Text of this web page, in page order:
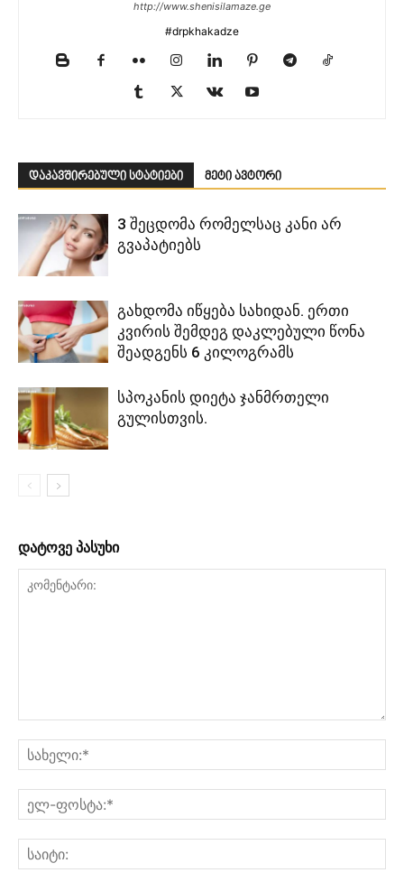
http://www.shenisilamaze.ge
#drpkhakadze
დაკავშირებული სტატიები მეტი ავტორი
3 შეცდომა რომელსაც კანი არ
გვაპატიებს
გახდომა იწყება სახიდან. ერთი
კვირის შემდეგ დაკლებული წონა
შეადგენს 6 კილოგრამს
სპოკანის დიეტა ჯანმრთელი
გულისთვის.
დატოვე პასუხი